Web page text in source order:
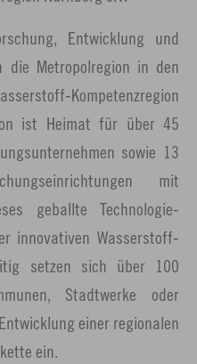
Entwicklung und
die Metropolregion in den
Kompetenzregion
ist Heimat für über 45
sowie 13
mit
geballte Technologie-
innovativen Wasserstoff-
setzen sich über 100
Stadtwerke oder
einer regionalen
ein.